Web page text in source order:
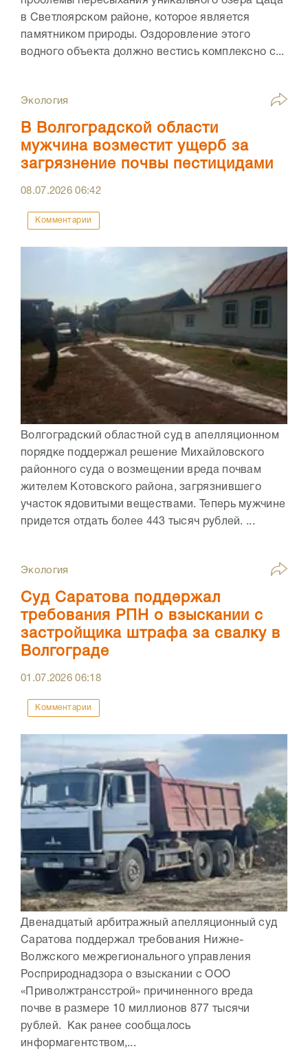
в Светлоярском районе, которое является
памятником природы. Оздоровление этого
водного объекта должно вестись комплексно с...
Экология
В Волгоградской области
мужчина возместит ущерб за
загрязнение почвы пестицидами
08.07.202606:42
Комментарии
Волгоградский областной суд в апелляционном
порядке поддержал решение Михайловского
районного суда о возмещении вреда почвам
жителем Котовского района, загрязнившего
участок ядовитыми веществами. Теперь мужчине
придется отдать более 443 тысяч рублей. ...
Экология
Суд Саратова поддержал
требования РПН о взыскании с
застройщика штрафа за свалку в
Волгограде
01.07.202606:18
Комментарии
Двенадцатый арбитражный апелляционный суд
Саратова поддержал требования Нижне-
Волжского межрегионального управления
Росприроднадзора о взыскании с ООО
«Приволжтрансстрой» причиненного вреда
почве в размере 10 миллионов 877 тысячи
рублей. Как ранее сообщалось
информагентством,...